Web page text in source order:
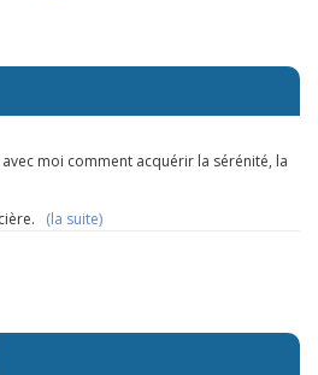
moi comment acquérir la sérénité, la
(la suite)